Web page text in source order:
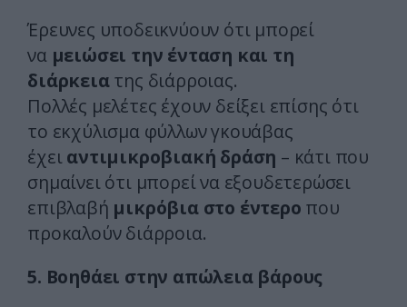
Έρευνες υποδεικνύουν ότι μπορεί
να μειώσει την ένταση και τη
διάρκειατης διάρροιας.
Πολλές μελέτες έχουν δείξει επίσης ότι
το εκχύλισμα φύλλων γκουάβας
έχειαντιμικροβιακή δράση – κάτι που
σημαίνει ότι μπορεί να εξουδετερώσει
επιβλαβή μικρόβια στο έντερο που
προκαλούν διάρροια.
5. Βοηθάει στην απώλεια βάρους